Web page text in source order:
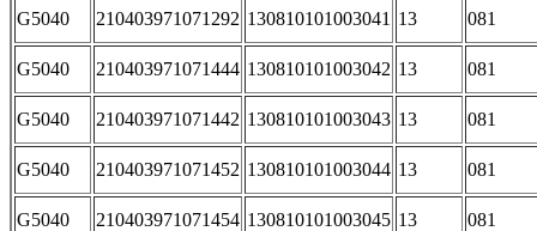
G5040 210403971071292 130810101003041 13 081
G5040 210403971071444 130810101003042 13 081
G5040 210403971071442 130810101003043 13 081
G5040 210403971071452 130810101003044 13 081
G5040 210403971071454 130810101003045 13 081